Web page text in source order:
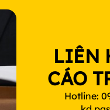
LIÊN
CÁO
Hotline: